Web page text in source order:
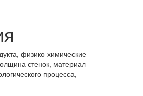
физико-химические
стенок, материал
процесса,